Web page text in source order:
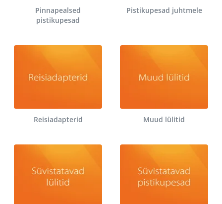
Pinnapealsed
pistikupesad
Pistikupesad juhtmele
Reisiadapterid Muud lülitid